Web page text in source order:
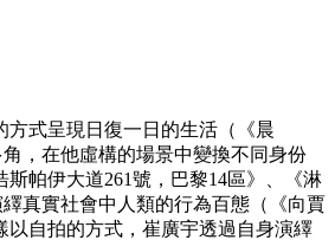
方式呈現日復一日的生活（《晨
，在他虛構的場景中變換不同身份
斯帕伊大道261號，巴黎14區》、《淋
真實社會中人類的行為百態（《向賈
以自拍的方式，崔廣宇透過自身演繹